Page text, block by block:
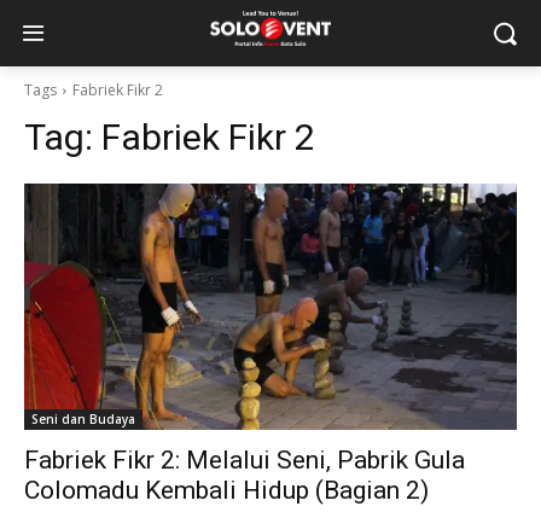
Tags Fabriek Fikr 2
Tag: Fabriek Fikr 2
Seni dan Budaya
Fabriek Fikr 2: Melalui Seni, Pabrik Gula
Colomadu Kembali Hidup (Bagian 2)